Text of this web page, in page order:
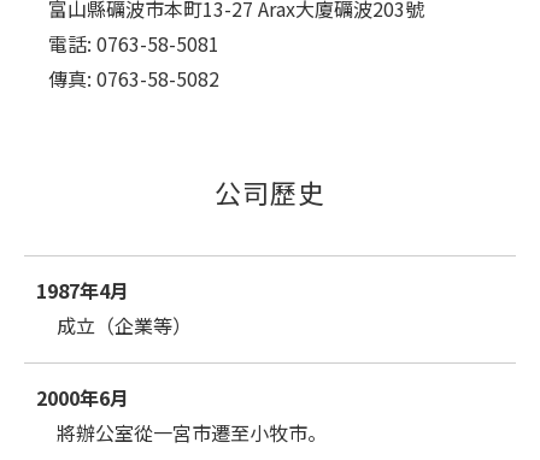
富山縣礪波市本町13-27 Arax大廈礪波203號
電話: 0763-58-5081
傳真: 0763-58-5082
公司歷史
1987年4月
成立（企業等）
2000年6月
將辦公室從一宮市遷至小牧市。